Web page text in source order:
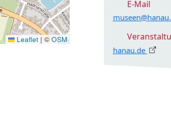
Leaflet |©OSM
E-Mail
hanau.de